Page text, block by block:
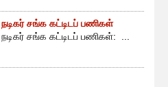
சங்க கட்டிடப் பணிகள்
சங்க கட்டிடப் பணிகள்: ...